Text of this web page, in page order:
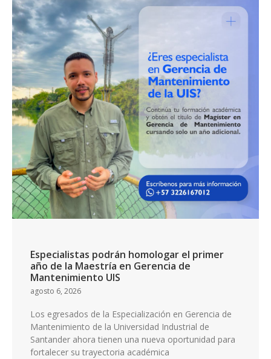
Especialistas podrán homologar el primer
año de la Maestría en Gerencia de
Mantenimiento UIS
agosto 6, 2026
Los egresados de la Especialización en Gerencia de
Mantenimiento de la Universidad Industrial de
Santander ahora tienen una nueva oportunidad para
fortalecer su trayectoria académica